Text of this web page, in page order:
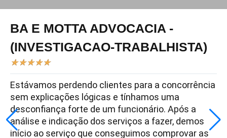
BA E MOTTA ADVOCACIA -
(INVESTIGACAO-TRABALHISTA)
★★★★★
Estávamos perdendo clientes para a concorrência
sem explicações lógicas e tínhamos uma
desconfiança forte de um funcionário. Após a
análise e indicação dos serviços a fazer, demos
início ao serviço que conseguimos comprovar as